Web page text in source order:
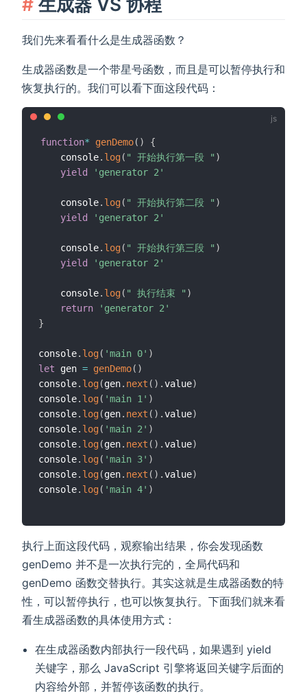
我们先来看看什么是生成器函数？
生成器函数是一个带星号函数，而且是可以暂停执行和
恢复执行的。我们可以看下面这段代码：
function* genDemo( )
{
    console
. log( " 开始执行第一段 " )
yield
'generator 2'
    console
. log( " 开始执行第二段 " )
yield
'generator 2'
    console
. log( " 开始执行第三段 " )
yield
'generator 2'
    console
. log( " 执行结束 " )
return
'generator 2'
}
console. log( 'main 0' )
let gen = genDemo( )
console. log(gen. next ( ) .value)
console. log( 'main 1' )
console. log(gen. next ( ) .value)
console. log( 'main 2' )
console. log(gen. next ( ) .value)
console. log( 'main 3' )
console. log(gen. next ( ) .value)
console. log( 'main 4' )
执行上面这段代码，观察输出结果，你会发现函数
genDemo 并不是一次执行完的，全局代码和
genDemo 函数交替执行。其实这就是生成器函数的特
性，可以暂停执行，也可以恢复执行。下面我们就来看
看生成器函数的具体使用方式：
在生成器函数内部执行一段代码，如果遇到 yield
关键字，那么 JavaScript 引擎将返回关键字后面的
内容给外部，并暂停该函数的执行。